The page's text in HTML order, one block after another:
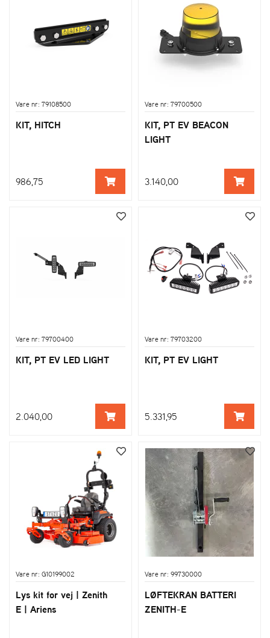
Vare nr: 79108500
KIT, HITCH
986,75
Vare nr: 79700500
KIT, PT EV BEACON
LIGHT
3.140,00
Vare nr: 79700400
KIT, PT EV LED LIGHT
2.040,00
Vare nr: 79703200
KIT, PT EV LIGHT
5.331,95
Vare nr: G10199002
Lys kit for vej | Zenith
E | Ariens
Vare nr: 99730000
LØFTEKRAN BATTERI
ZENITH-E